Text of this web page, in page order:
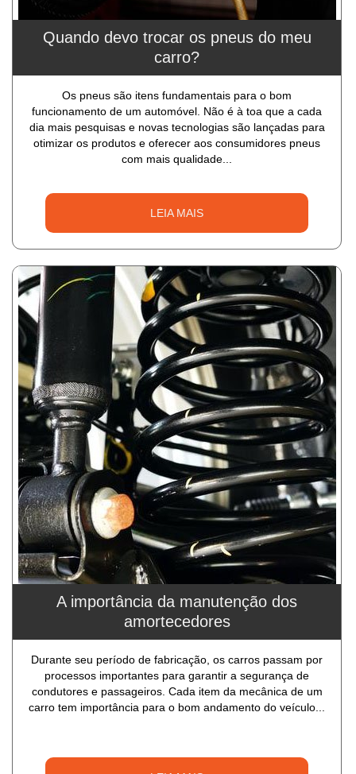
Quando devo trocar os pneus do meu
carro?
Os pneus são itens fundamentais para o bom
funcionamento de um automóvel. Não é à toa que a cada
dia mais pesquisas e novas tecnologias são lançadas para
otimizar os produtos e oferecer aos consumidores pneus
com mais qualidade...
LEIA MAIS
A importância da manutenção dos
amortecedores
Durante seu período de fabricação, os carros passam por
processos importantes para garantir a segurança de
condutores e passageiros. Cada item da mecânica de um
carro tem importância para o bom andamento do veículo...